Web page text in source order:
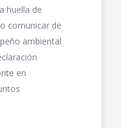
huella de
comunicar de
ambiental
en